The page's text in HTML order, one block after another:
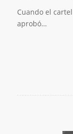
Cuando el
aprobó…